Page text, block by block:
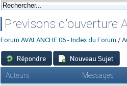
Previsons d'ouverture
Forum AVALANCHE 06 - Index du Forum /
Auteurs Messages